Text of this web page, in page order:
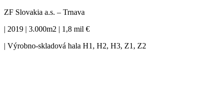
ZF Slovakia a.s. – Trnava
| 2019 | 3.000m2 | 1,8 mil €
| Výrobno-skladová hala H1, H2, H3, Z1, Z2